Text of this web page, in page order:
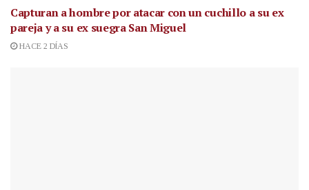
Capturan a hombre por atacar con un cuchillo a su ex
pareja y a su ex suegra San Miguel
HACE 2 DÍAS